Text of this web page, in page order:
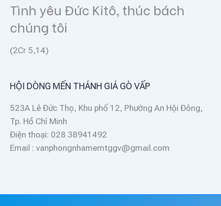
Tình yêu Đức Kitô, thúc bách
chúng tôi
(2Cr 5,14)
HỘI DÒNG MẾN THÁNH GIÁ GÒ VẤP
523A Lê Đức Thọ, Khu phố 12, Phường An Hội Đông,
Tp. Hồ Chí Minh
Điện thoại: 028 38941492
Email : vanphongnhamemtggv@gmail.com